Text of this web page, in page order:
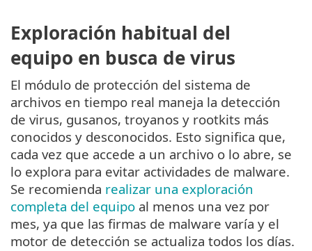
Exploración habitual del
equipo en busca de virus
El módulo de protección del sistema de
archivos en tiempo real maneja la detección
de virus, gusanos, troyanos y rootkits más
conocidos y desconocidos. Esto significa que,
cada vez que accede a un archivo o lo abre, se
lo explora para evitar actividades de malware.
Se recomienda realizar una exploración
completa del equipo al menos una vez por
mes, ya que las firmas de malware varía y el
motor de detección se actualiza todos los días.